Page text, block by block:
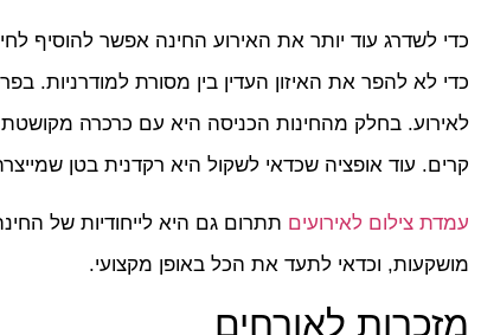
כדי לשדרג עוד יותר את האירוע החינה אפשר להוסיף
כדי לא להפר את האיזון העדין בין מסורת למודרניות.
לאירוע. בחלק מהחינות הכניסה היא עם כרכרה
קרים. עוד אופציה שכדאי לשקול היא רקדנית בטן
עמדת צילום לאירועים תתרום גם היא לייחודיות של
מושקעות, וכדאי לתעד את הכל באופן מקצועי.
מזכרות לאורחים